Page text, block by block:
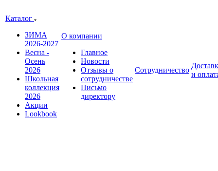
Каталог
ЗИМА
2026-2027
Весна -
Осень
2026
Школьная
коллекция
2026
Акции
Lookbook
О компании
Главное
Новости
Отзывы о
сотрудничестве
Письмо
директору
Сотрудничество
и